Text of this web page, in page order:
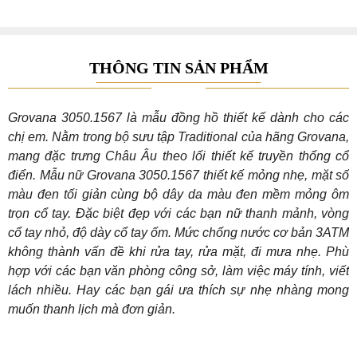
THÔNG TIN SẢN PHẨM
Grovana 3050.1567 là mẫu đồng hồ thiết kế dành cho các
chị em. Nằm trong bộ sưu tập Traditional của hãng Grovana,
mang đặc trưng Châu Âu theo lối thiết kế truyền thống cổ
điển. Mẫu nữ Grovana 3050.1567 thiết kế mỏng nhẹ, mặt số
màu đen tối giản cùng bộ dây da màu đen mềm mỏng ôm
trọn cổ tay. Đặc biệt đẹp với các bạn nữ thanh mảnh, vòng
cổ tay nhỏ, độ dày cổ tay ốm. Mức chống nước cơ bản 3ATM
không thành vấn đề khi rửa tay, rửa mặt, đi mưa nhẹ. Phù
hợp với các bạn văn phòng công sở, làm việc máy tính, viết
lách nhiều. Hay các bạn gái ưa thích sự nhẹ nhàng mong
muốn thanh lịch mà đơn giản.